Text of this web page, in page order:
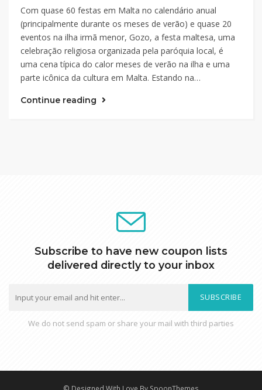
Com quase 60 festas em Malta no calendário anual
(principalmente durante os meses de verão) e quase 20
eventos na ilha irmã menor, Gozo, a festa maltesa, uma
celebração religiosa organizada pela paróquia local, é
uma cena típica do calor meses de verão na ilha e uma
parte icônica da cultura em Malta. Estando na…
Continue reading
Subscribe to have new coupon lists
delivered directly to your inbox
SUBSCRIBE
We do not send spam or share your mail with third parties